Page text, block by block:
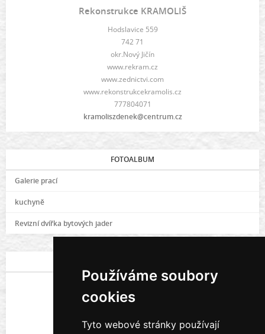
Používáme soubory
cookies
Tyto webové stránky používají
Rekonstrukce KRAMOLIŠ
Hodslavice 559
742 71
okr.Nový Jičín
www.rekram.cz
www.zednictvi.com
www.rekonstrukcekramolis.cz
777804071
kramoliszdenek@centrum.cz
FOTOALBUM
Galerie prací
kuchyně
Revizní dvířka bytových jader